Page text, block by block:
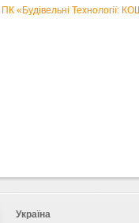
ПК «Будівельні Технології:
Україна